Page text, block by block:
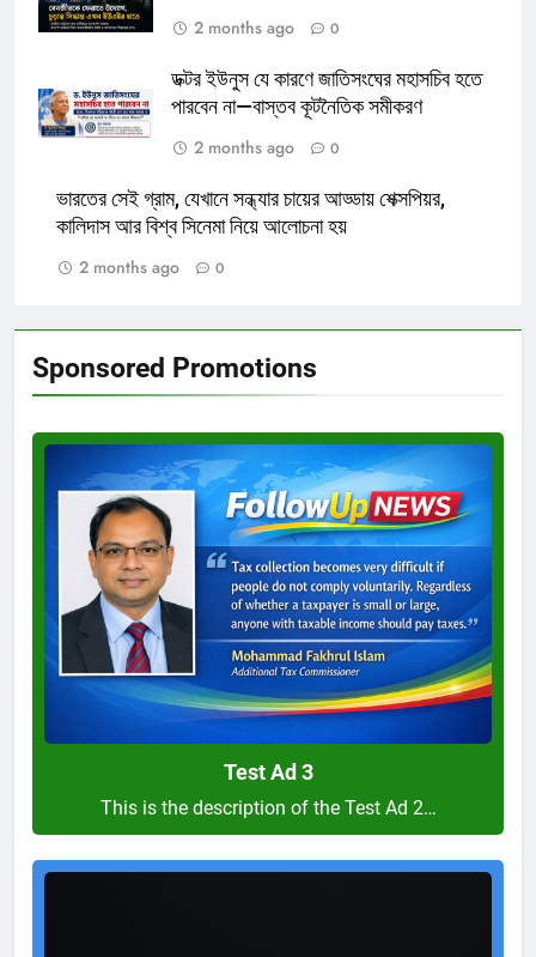
2 months ago
0
ডক্টর ইউনুস যে কারণে জাতিসংঘের মহাসচিব হতে
পারবেন না—বাস্তব কূটনৈতিক সমীকরণ
2 months ago
0
ভারতের সেই গ্রাম, যেখানে সন্ধ্যার চায়ের আড্ডায় শেক্সপিয়র,
কালিদাস আর বিশ্ব সিনেমা নিয়ে আলোচনা হয়
2 months ago
0
Sponsored Promotions
Ad
3
Test Ad 3
This is the description of the Test Ad 2…